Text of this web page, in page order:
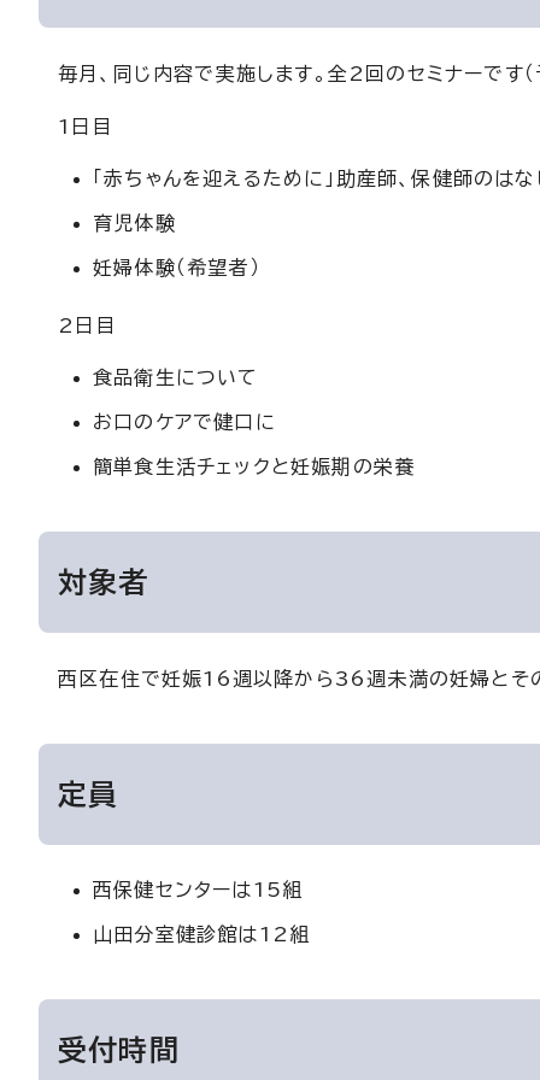
毎月、同じ内容で実施します。全2回のセミナーです（
1日目
「赤ちゃんを迎えるために」助産師、保健師のはな
育児体験
妊婦体験（希望者）
2日目
食品衛生について
お口のケアで健口に
簡単食生活チェックと妊娠期の栄養
対象者
西区在住で妊娠16週以降から36週未満の妊婦とそ
定員
西保健センターは15組
山田分室健診館は12組
受付時間